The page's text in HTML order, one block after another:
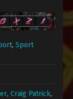
, Sport
, Craig Patrick,